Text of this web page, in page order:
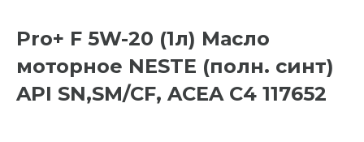
Pro+ F 5W-20 (1л) Масло
моторное NESTE (полн. синт)
API SN,SM/CF, ACEA C4 117652